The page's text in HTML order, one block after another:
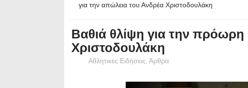
για την απώλεια του Ανδρέα Χριστοδουλάκη
Βαθιά θλίψη για την
Χριστοδουλάκη
Αθλητικές Ειδήσεις Άρθρα